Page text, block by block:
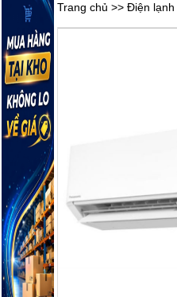
Trang chủ >> Điện lạnh